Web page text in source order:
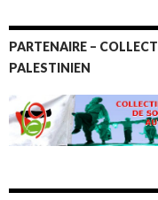
PARTENAIRE –
PALESTINIEN